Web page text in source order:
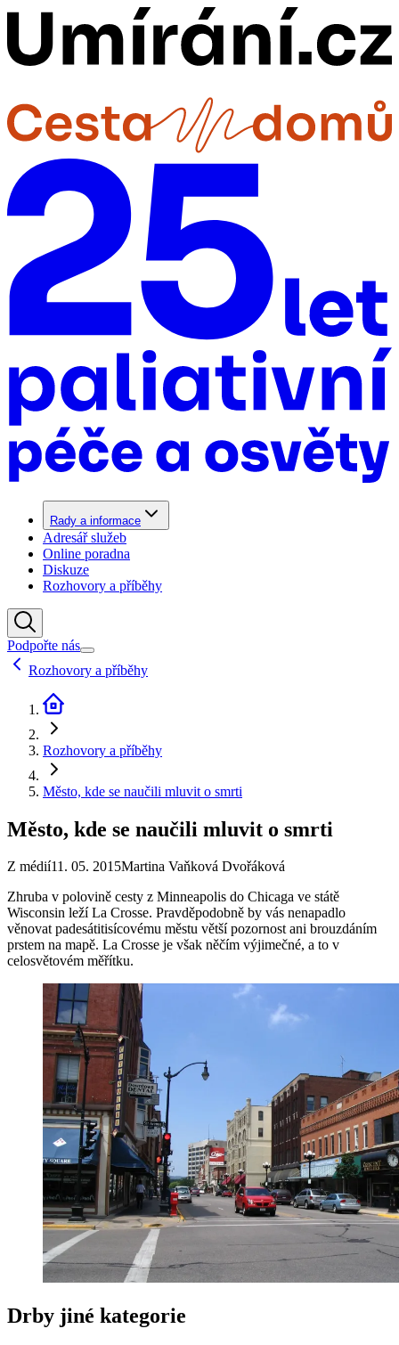
Rady a informace
Adresář služeb
Online poradna
Diskuze
Rozhovory a příběhy
Podpořte nás
Rozhovory a příběhy
Rozhovory a příběhy
Město, kde se naučili mluvit o smrti
Město, kde se naučili mluvit o smrti
Z médií11. 05. 2015Martina Vaňková Dvořáková
Zhruba v polovině cesty z Minneapolis do Chicaga ve státě
Wisconsin leží La Crosse. Pravděpodobně by vás nenapadlo
věnovat padesátitisícovému městu větší pozornost ani brouzdáním
prstem na mapě. La Crosse je však něčím výjimečné, a to v
celosvětovém měřítku.
Drby jiné kategorie